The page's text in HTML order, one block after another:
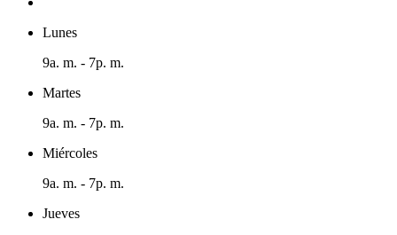
Lunes
9a. m. - 7p. m.
Martes
9a. m. - 7p. m.
Miércoles
9a. m. - 7p. m.
Jueves